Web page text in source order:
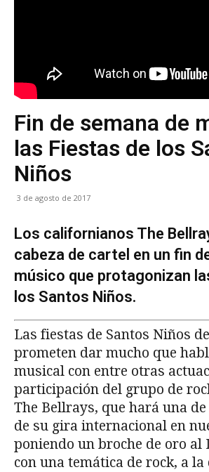
Fin de semana de
las Fiestas de los
Niños
3 de agosto de 2017
Los californianos The
cabeza de cartel en un fin
músico que protagonizan
los Santos Niños.
Las fiestas de Santos Niños
prometen dar mucho que
musical con entre otras
participación del grupo de
The Bellrays, que hará una
de su gira internacional en
poniendo un broche de oro al
con una temática de rock, a la